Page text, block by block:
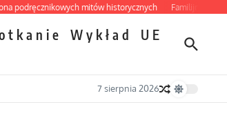
mitów historycznych Familijny spór o
Wykład
UE
7 sierpnia 2026